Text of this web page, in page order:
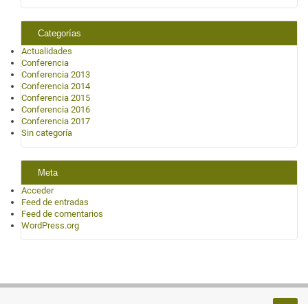
Categorías
Actualidades
Conferencia
Conferencia 2013
Conferencia 2014
Conferencia 2015
Conferencia 2016
Conferencia 2017
Sin categoría
Meta
Acceder
Feed de entradas
Feed de comentarios
WordPress.org